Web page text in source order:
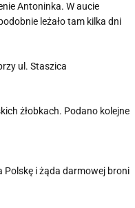
Antoninka. W aucie
leżało tam kilka dni
ul. Staszica
żłobkach. Podano kolejne
Polskę i żąda darmowej broni